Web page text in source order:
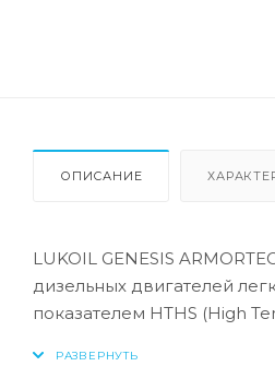
ОПИСАНИЕ
LUKOIL GENESIS
дизельных двигателей
показателем HTHS (High